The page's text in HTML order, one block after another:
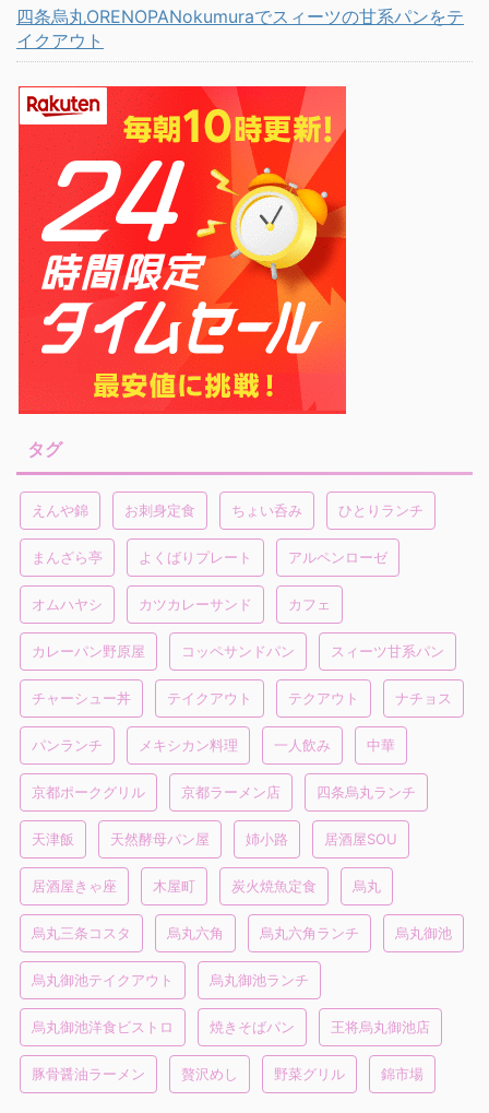
四条烏丸ORENOPANokumuraでスィーツの甘系パンをテ
イクアウト
タグ
えんや錦 お刺身定食 ちょい呑み ひとりランチ
まんざら亭 よくばりプレート アルペンローゼ
オムハヤシ カツカレーサンド カフェ
カレーパン野原屋 コッペサンドパン スィーツ甘系パン
チャーシュー丼 テイクアウト テクアウト ナチョス
パンランチ メキシカン料理 一人飲み 中華
京都ポークグリル 京都ラーメン店 四条烏丸ランチ
天津飯 天然酵母パン屋 姉小路 居酒屋SOU
居酒屋きゃ座 木屋町 炭火焼魚定食 烏丸
烏丸三条コスタ 烏丸六角 烏丸六角ランチ 烏丸御池
烏丸御池テイクアウト 烏丸御池ランチ
烏丸御池洋食ビストロ 焼きそばパン 王将烏丸御池店
豚骨醤油ラーメン 贅沢めし 野菜グリル 錦市場